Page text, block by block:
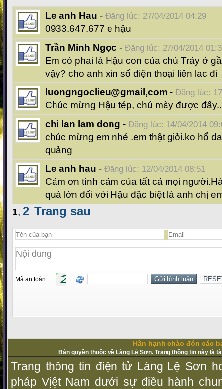
Le anh Hau - Đăng lúc: 27/04/2014 04:29
0933.647.677 e hậu
Trần Minh Ngọc - Đăng lúc: 27/04/2014
Em có phai là Hậu con của chú Trảy ở
vậy? cho anh xin số điện thoại liên lac đi
luongngoclieu@gmail,com - Đăng lúc:
Chúc mừng Hậu tép, chú mày được
chi lan lam dong - Đăng lúc: 14/04/2014
chúc mừng em nhé .em thật giỏi.ko hổ
quảng
Le anh hau - Đăng lúc: 12/04/2014 08:51
Cảm ơn tình cảm của tất cả mọi
quá lớn đối với Hậu đặc biệt là anh chị
1, 2 Trang sau
Mã an toàn:
Hân hạnh chào đón các
Bản quyền thuộc về Làng Lệ Sơn. Trang thông tin này là
Trang thông tin điện tử Làng Lệ Sơn
pháp Vịệt Nam dưới sự điều hành